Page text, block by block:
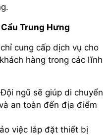
Trung Hưng
cung cấp dịch vụ cho
hàng trong các lĩnh
Đội ngũ sẽ giúp di chuyển
an toàn đến địa điểm
việc lắp đặt thiết bị